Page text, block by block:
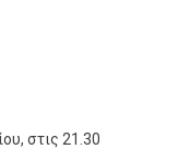
στις 21.30